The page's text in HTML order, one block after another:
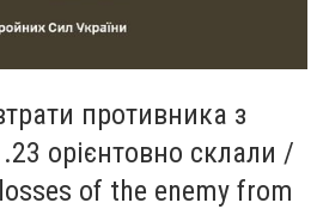
противника з
орієнтовно склали /
of the enemy from